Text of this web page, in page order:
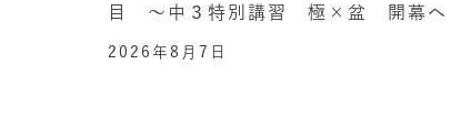
目 ～中３特別講習 極×盆 開幕へ
2026年8月7日